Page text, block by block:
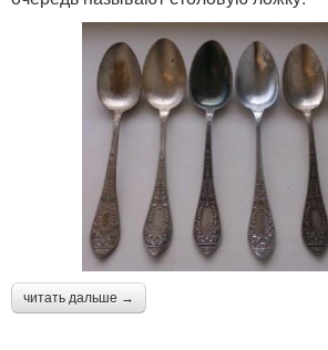
читать дальше →